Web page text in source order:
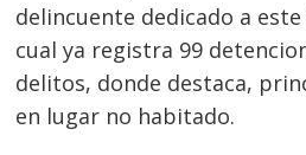
delincuente dedicado a
cual ya registra 99
delitos, donde destaca,
en lugar no habitado.